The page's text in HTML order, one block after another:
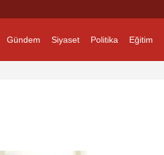
Gündem Siyaset Politika Eğitim